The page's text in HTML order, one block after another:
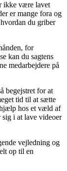
ikke være lavet
er mange fora og
du griber
for
kan du sagtens
medarbejdere på
begejstret for at
tid til at sætte
hos et væld af
sig i at lave videoer
vejledning og
op til en